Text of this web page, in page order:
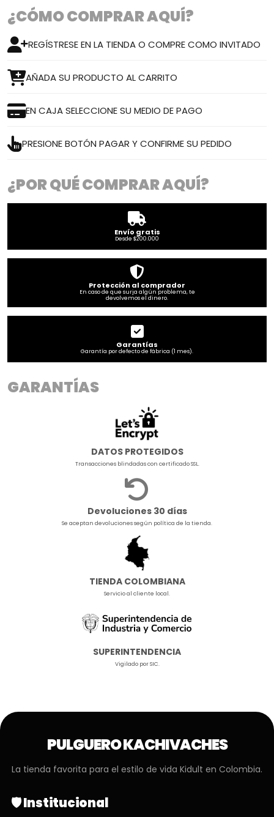
¿CÓMO COMPRAR AQUÍ?
REGÍSTRESE EN LA TIENDA O COMPRE COMO INVITADO
AÑADA SU PRODUCTO AL CARRITO
EN CAJA SELECCIONE SU MEDIO DE PAGO
PRESIONE BOTÓN PAGAR Y CONFIRME SU PEDIDO
¿POR QUÉ COMPRAR AQUÍ?
Envío gratis
Desde $200.000
Protección al comprador
En caso de que surja algún problema, te
devolvemos el dinero.
Garantías
Garantía por defecto de fábrica (1 mes).
GARANTÍAS
DATOS PROTEGIDOS
Transacciones blindadas con certificado SSL.
Devoluciones 30 días
Se aceptan devoluciones según política de la tienda.
TIENDA COLOMBIANA
Servicio al cliente local.
SUPERINTENDENCIA
Vigilado por SIC.
PULGUERO KACHIVACHES
La tienda favorita para el estilo de vida Kidult en Colombia.
🛡️ Institucional